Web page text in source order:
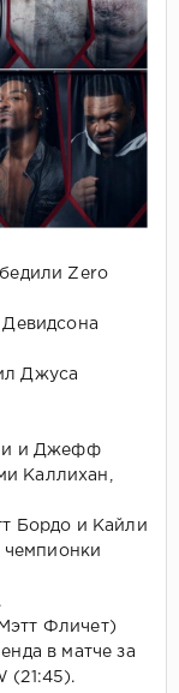
Zero
Джуса
и Джефф
Каллихан,
Бордо и Кайли
чемпионки
Фличет)
в матче за
(21:45).